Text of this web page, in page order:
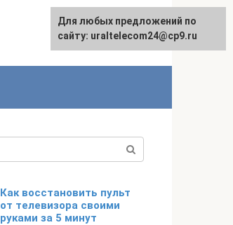
English
Как восстановить пульт
от телевизора своими
руками за 5 минут
Для любых предложений по
сайту: uraltelecom24@cp9.ru